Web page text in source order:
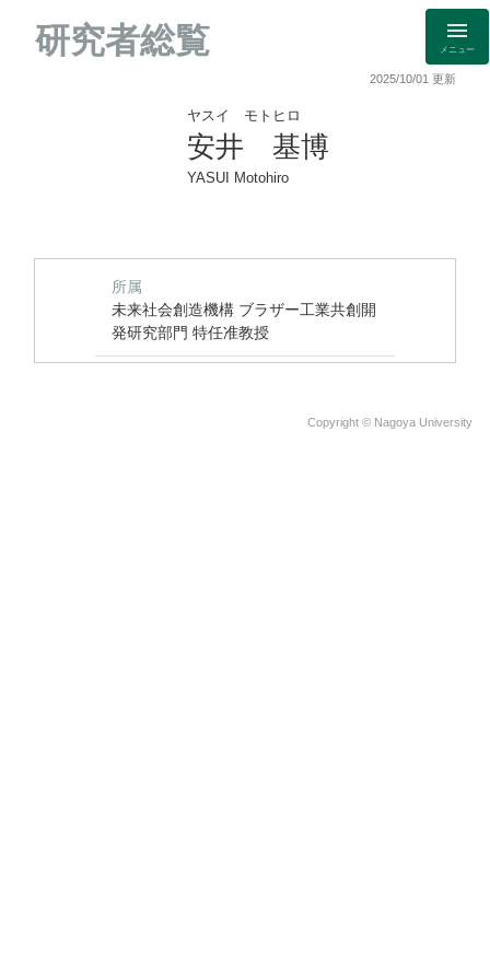
研究者総覧 メニュー
2025/10/01 更新
ヤスイ モトヒロ
安井 基博
YASUI Motohiro
所属
未来社会創造機構 ブラザー工業共創開
発研究部門 特任准教授
Copyright © Nagoya University